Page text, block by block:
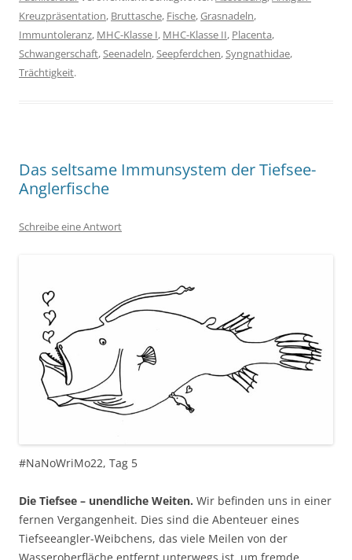
Kreuzpräsentation, Bruttasche, Fische,Grasnadeln,
Immuntoleranz, MHC-Klasse I, MHC-Klasse II, Placenta,
Schwangerschaft, Seenadeln, Seepferdchen, Syngnathidae,
Trächtigkeit.
Das seltsame Immunsystem der Tiefsee-
Anglerfische
Schreibe eine Antwort
#NaNoWriMo22, Tag 5
Die Tiefsee – unendliche Weiten. Wir befinden uns in einer
fernen Vergangenheit. Dies sind die Abenteuer eines
Tiefseeangler-Weibchens, das viele Meilen von der
Wasseroberfläche entfernt unterwegs ist, um fremde